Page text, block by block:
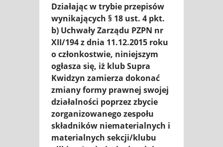
Działając w trybie przepisów
wynikających § 18 ust. 4 pkt.
b) Uchwały Zarządu PZPN nr
XII/194 z dnia 11.12.2015 roku
o członkostwie, niniejszym
ogłasza się, iż klub Supra
Kwidzyn zamierza dokonać
zmiany formy prawnej swojej
działalności poprzez zbycie
zorganizowanego zespołu
składników niematerialnych i
materialnych sekcji/klubu